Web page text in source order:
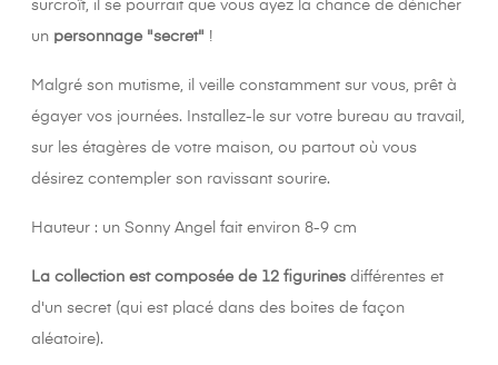
surcroît, il se pourrait que vous ayez la chance de dénicher
un personnage "secret" !
Malgré son mutisme, il veille constamment sur vous, prêt à
égayer vos journées. Installez-le sur votre bureau au travail,
sur les étagères de votre maison, ou partout où vous
désirez contempler son ravissant sourire.
Hauteur : un Sonny Angel fait environ 8-9 cm
La collection est composée de 12 figurines différentes et
d'un secret (qui est placé dans des boites de façon
aléatoire).